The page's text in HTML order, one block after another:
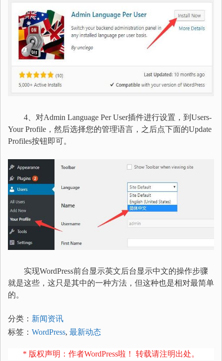
4、对Admin Language Per User插件进行设置，到Users-
Your Profile，然后选择您的管理语言，之后点下面的Update
Profiles按钮即可。
实现WordPress前台显示英文后台显示中文的操作步骤
就是这些，这只是其中的一种方法，但这种也是相对最简单
的。
分类： 新闻资讯
标签： WordPress, 最新动态
* 版权声明：作者WordPress啦！ 转载请注明出处。